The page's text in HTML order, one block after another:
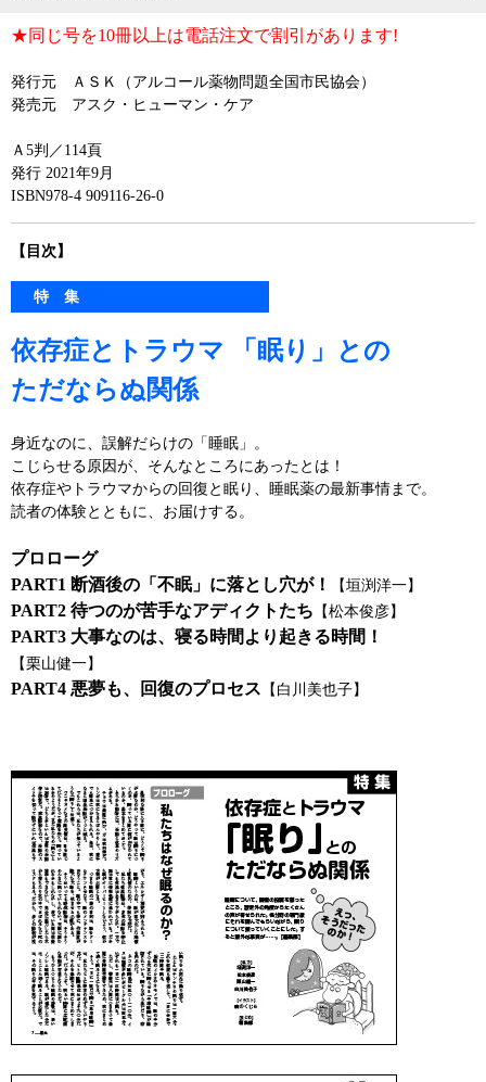
★同じ号を10冊以上は電話注文で割引があります!
発行元 ＡＳＫ（アルコール薬物問題全国市民協会）
発売元 アスク・ヒューマン・ケア
Ａ5判／114頁
発行 2021年9月
ISBN978-4 909116-26-0
【目次】
特 集
依存症とトラウマ 「眠り」との
ただならぬ関係
身近なのに、誤解だらけの「睡眠」。
こじらせる原因が、そんなところにあったとは！
依存症やトラウマからの回復と眠り、睡眠薬の最新事情まで。
読者の体験とともに、お届けする。
プロローグ
PART1 断酒後の「不眠」に落とし穴が！
【垣渕洋一】
PART2 待つのが苦手なアディクトたち 【松本俊彦】
PART3 大事なのは、寝る時間より起きる時間！
【栗山健一】
PART4 悪夢も、回復のプロセス 【白川美也子】